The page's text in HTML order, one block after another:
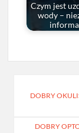
Czym jest
wody –
wpisu
DOBRY
DOBRY